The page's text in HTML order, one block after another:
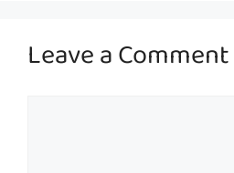
Leave a Comment